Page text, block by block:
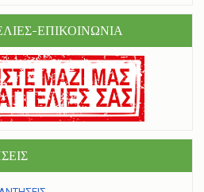
ΕΠΙΚΟΙΝΩΝΙΑ